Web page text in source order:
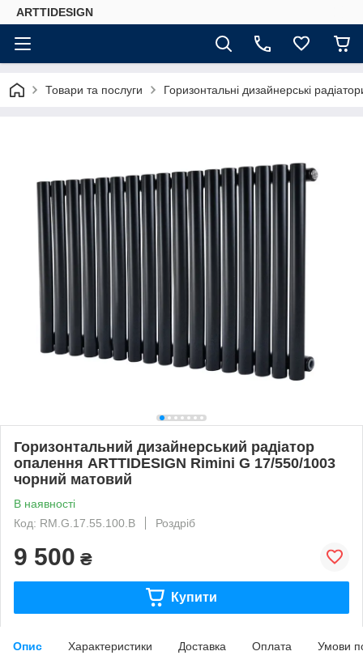
ARTTIDESIGN
Товари та послуги Горизонтальні дизайнерські
Горизонтальний дизайнерський радіатор
опалення ARTTIDESIGN Rimini G 17/550/1003
чорний матовий
В наявності
Код: RM.G.17.55.100.B
Роздріб
9 500 ₴
Купити
Опис Характеристики Доставка Оплата Умови